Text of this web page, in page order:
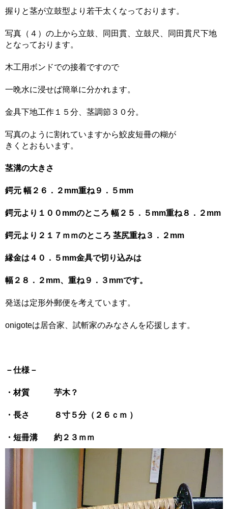
握りと茎が立鼓型より若干太くなっております。
写真（４）の上から立鼓、同田貫、立鼓尺、同田貫尺下地
となっております。
木工用ボンドでの接着ですので
一晩水に浸せば簡単に分かれます。
金具下地工作１５分、茎調節３０分。
写真のように割れていますから鮫皮短冊の糊が
きくとおもいます。
茎溝の大きさ
鍔元 幅２６．２mm重ね９．５mm
鍔元より１００mmのところ 幅２５．５mm重ね８．２mm
鍔元より２１７ｍｍのところ 茎尻重ね３．２mm
縁金は４０．５mm金具で切り込みは
幅２８．２mm、重ね９．３mmです。
発送は定形外郵便を考えています。
onigoteは居合家、試斬家のみなさんを応援します。
－仕様－
・材質 芋木？
・長さ ８寸５分（２６ｃｍ ）
・短冊溝 約２３ｍｍ